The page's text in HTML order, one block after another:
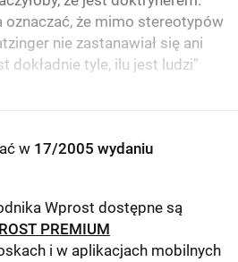
oznaczać, że mimo stereotypów
nie zastanawiał się ani
dokładnie tyle, ilu jest ludzi"
w 17/2005 wydaniu
Wprost dostępne są
PREMIUM
i w aplikacjach mobilnych